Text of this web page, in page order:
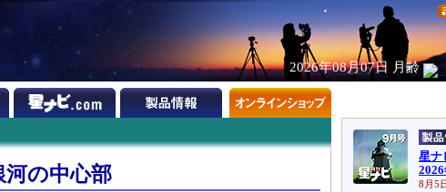
2026年08月07日 月齢
の中心部
星ナ
8月5